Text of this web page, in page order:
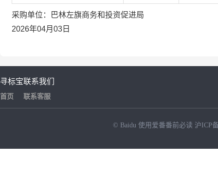
采购单位：巴林左旗商务和投资促进局
2026年04月03日
寻标宝
首页
联系我们
联系客服
© Baidu 使用爱番番前必读 沪ICP